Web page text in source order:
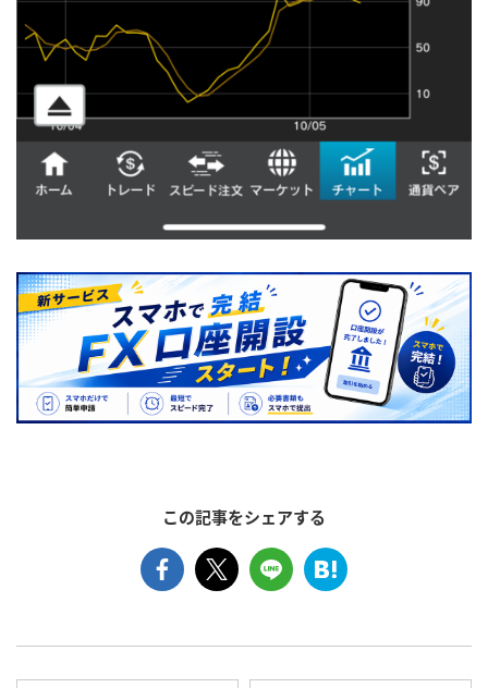
この記事をシェアする